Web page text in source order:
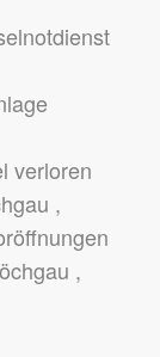
verloren
,
,